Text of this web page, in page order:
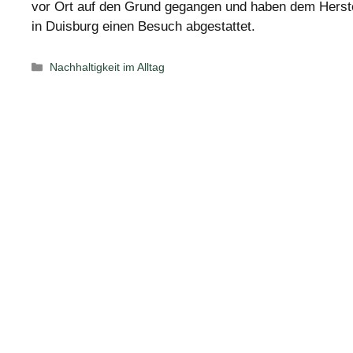
vor Ort auf den Grund gegangen und haben dem
in Duisburg einen Besuch abgestattet.
Kategorien
Nachhaltigkeit im Alltag